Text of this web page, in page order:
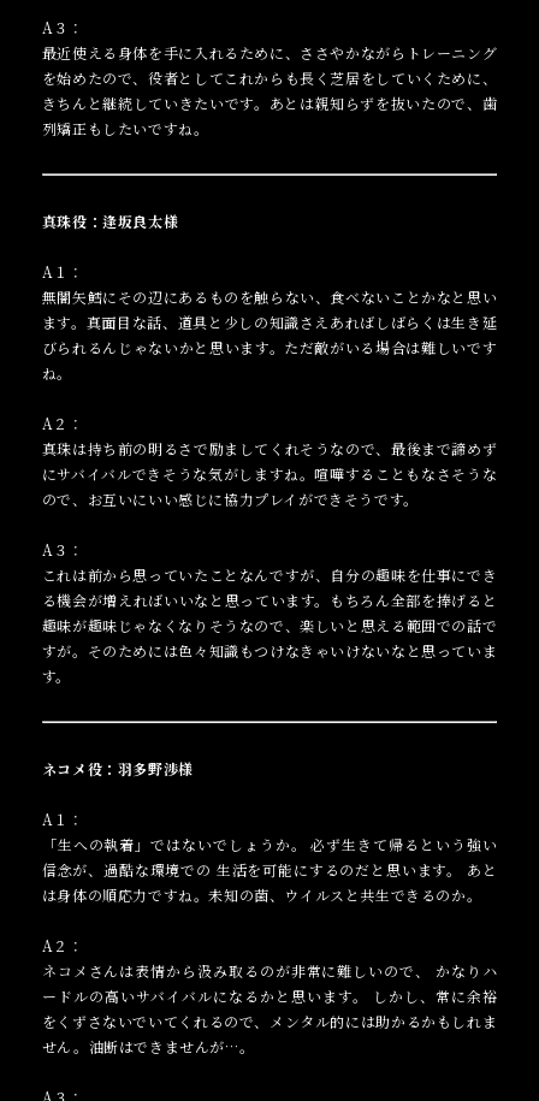
A３：
最近使える身体を手に入れるために、ささやかながらトレーニング
を始めたので、役者としてこれからも長く芝居をしていくために、
きちんと継続していきたいです。あとは親知らずを抜いたので、歯
列矯正もしたいですね。
真珠役：逢坂良太様
A１：
無闇矢鱈にその辺にあるものを触らない、食べないことかなと思い
ます。真面目な話、道具と少しの知識さえあればしばらくは生き延
びられるんじゃないかと思います。ただ敵がいる場合は難しいです
ね。
A２：
真珠は持ち前の明るさで励ましてくれそうなので、最後まで諦めず
にサバイバルできそうな気がしますね。喧嘩することもなさそうな
ので、お互いにいい感じに協力プレイができそうです。
A３：
これは前から思っていたことなんですが、自分の趣味を仕事にでき
る機会が増えればいいなと思っています。もちろん全部を捧げると
趣味が趣味じゃなくなりそうなので、楽しいと思える範囲での話で
すが。そのためには色々知識もつけなきゃいけないなと思っていま
す。
ネコメ役：羽多野渉様
A１：
「生への執着」ではないでしょうか。 必ず生きて帰るという強い
信念が、過酷な環境での 生活を可能にするのだと思います。 あと
は身体の順応力ですね。未知の菌、ウイルスと共生できるのか。
A２：
ネコメさんは表情から汲み取るのが非常に難しいので、 かなりハ
ードルの高いサバイバルになるかと思います。 しかし、常に余裕
をくずさないでいてくれるので、メンタル的には助かるかもしれま
せん。油断はできませんが…。
A３：